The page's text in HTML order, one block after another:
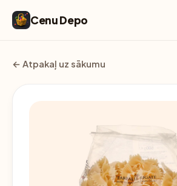
Cenu Depo
← Atpakaļ uz sākumu